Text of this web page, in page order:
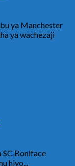
ya Manchester
ya wachezaji
SC Boniface
hiyo...